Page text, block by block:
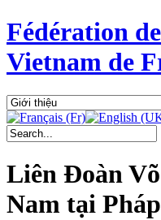
Fédération
Vietnam de
Liên Đoàn
Nam tại Pháp